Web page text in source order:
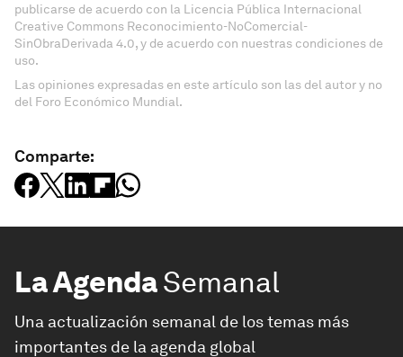
publicarse de acuerdo con la Licencia Pública Internacional
Creative Commons Reconocimiento-NoComercial-
SinObraDerivada 4.0, y de acuerdo con nuestras condiciones de
uso.
Las opiniones expresadas en este artículo son las del autor y no
del Foro Económico Mundial.
Comparte:
La AgendaSemanal
Una actualización semanal de los temas más
importantes de la agenda global